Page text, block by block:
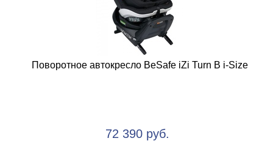
Поворотное автокресло BeSafe iZi Turn B i-Size
72 390 руб.